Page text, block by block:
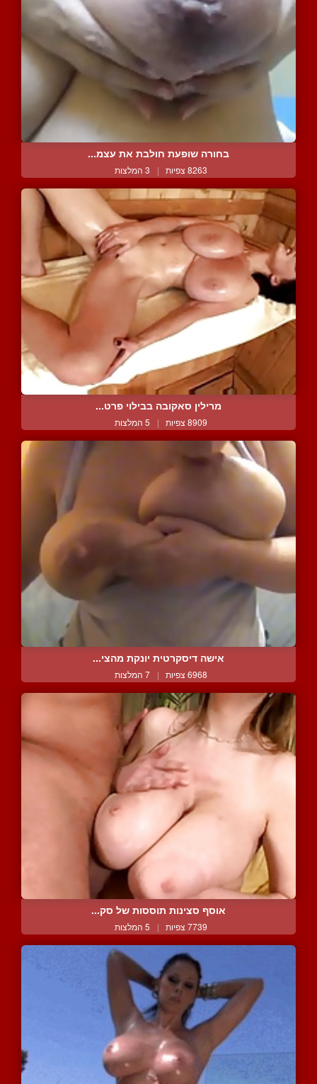
בחורה שופעת חולבת את עצמ...
8263 צפיות | 3 המלצות
מרילין סאקובה בבילוי פרט...
8909 צפיות | 5 המלצות
אישה דיסקרטית יונקת מהצי...
6968 צפיות | 7 המלצות
אוסף סצינות תוססות של סק...
7739 צפיות | 5 המלצות